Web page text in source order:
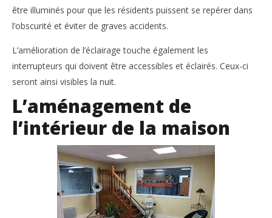
être illuminés pour que les résidents puissent se repérer dans
l’obscurité et éviter de graves accidents.
L’amélioration de l’éclairage touche également les
interrupteurs qui doivent être accessibles et éclairés. Ceux-ci
seront ainsi visibles la nuit.
L’aménagement de
l’intérieur de la maison